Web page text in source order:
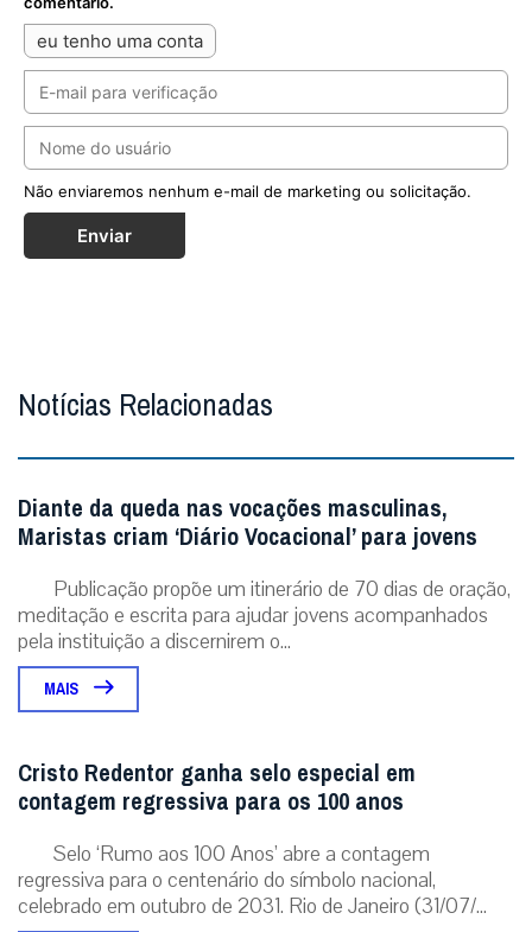
Notícias Relacionadas
Diante da queda nas vocações masculinas,
Maristas criam ‘Diário Vocacional’ para jovens
Publicação propõe um itinerário de 70 dias de oração,
Cristo Redentor ganha selo especial em
Selo ‘Rumo aos 100 Anos’ abre a contagem
regressiva para o centenário do símbolo nacional,
celebrado em outubro de 2031. Rio de Janeiro (31/07/...
MAIS